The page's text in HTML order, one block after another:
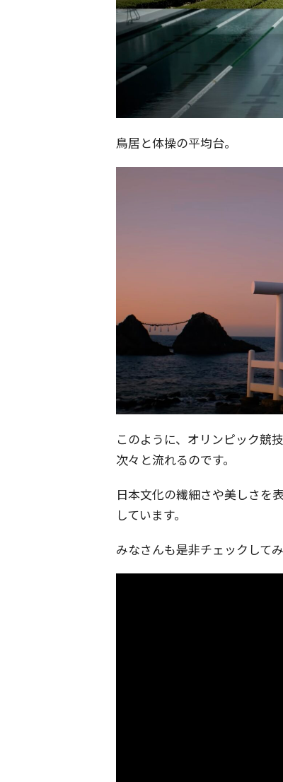
鳥居と体操の平均台。
このように、オリンピック競
次々と流れるのです。
日本文化の繊細さや美しさを
しています。
みなさんも是非チェックしてみ